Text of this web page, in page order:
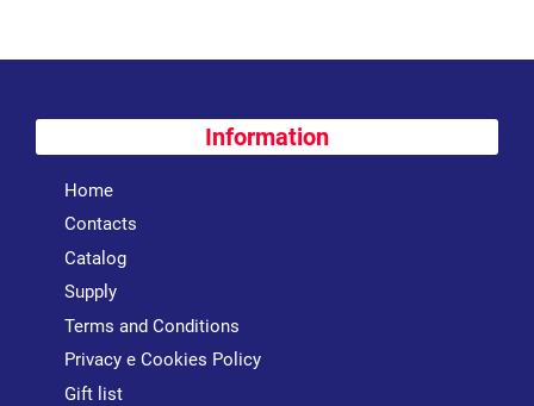
Information
Home
Contacts
Catalog
Supply
Terms and Conditions
Privacy e Cookies Policy
Gift list